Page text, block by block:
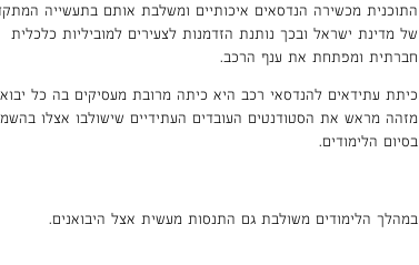
התוכנית מכשירה הנדסאים איכותיים ומשלבת אותם בתעשייה
של מדינת ישראל ובכך נותנת הזדמנות לצעירים למוביליות כלכלית
חברתית ומפתחת את ענף הרכב.
כיתת עתידאים להנדסאי רכב היא כיתה מרובת מעסיקים בה כל
מזהה מראש את הסטודנטים העובדים העתידיים שישולבו אצלו
בסיום הלימודים.
במהלך הלימודים משולבת גם התנסות מעשית אצל היבואנים.